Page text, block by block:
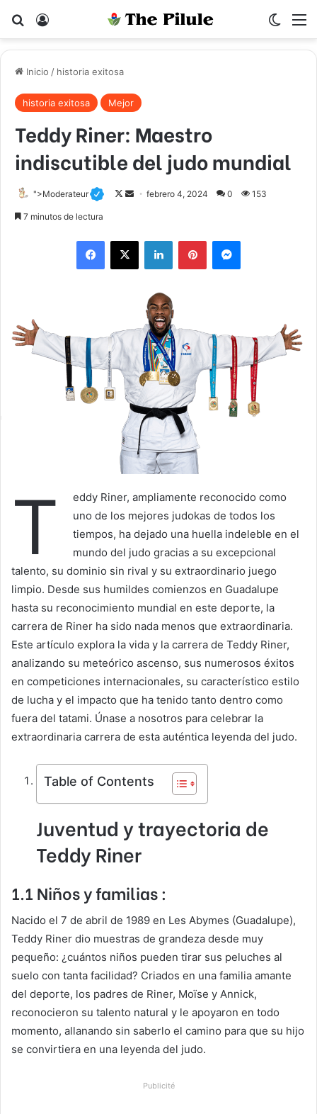
Buscar por
Inicio / historia exitosa
historia exitosa Mejor
Teddy Riner: Maestro
indiscutible del judo mundial
">Moderateur
F
o
X
S
d
a
febrero 4, 2024 0 153
7 minutos de lectura
T
eddy Riner, ampliamente reconocido como
uno de los mejores judokas de todos los
tiempos, ha dejado una huella indeleble en el
mundo del judo gracias a su excepcional
talento, su dominio sin rival y su extraordinario juego
limpio. Desde sus humildes comienzos en Guadalupe
hasta su reconocimiento mundial en este deporte, la
carrera de Riner ha sido nada menos que extraordinaria.
Este artículo explora la vida y la carrera de Teddy Riner,
analizando su meteórico ascenso, sus numerosos éxitos
en competiciones internacionales, su característico estilo
de lucha y el impacto que ha tenido tanto dentro como
fuera del tatami. Únase a nosotros para celebrar la
extraordinaria carrera de esta auténtica leyenda del judo.
Table of Contents
Juventud y trayectoria de
Teddy Riner
1.1 Niños y familias :
Nacido el 7 de abril de 1989 en Les Abymes (Guadalupe),
Teddy Riner dio muestras de grandeza desde muy
pequeño: ¿cuántos niños pueden tirar sus peluches al
suelo con tanta facilidad? Criados en una familia amante
del deporte, los padres de Riner, Moïse y Annick,
reconocieron su talento natural y le apoyaron en todo
momento, allanando sin saberlo el camino para que su hijo
se convirtiera en una leyenda del judo.
Publicité